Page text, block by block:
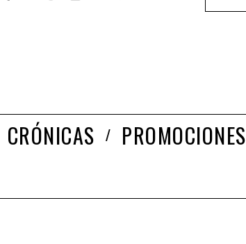
CRÓNICAS
PROMOCIONES